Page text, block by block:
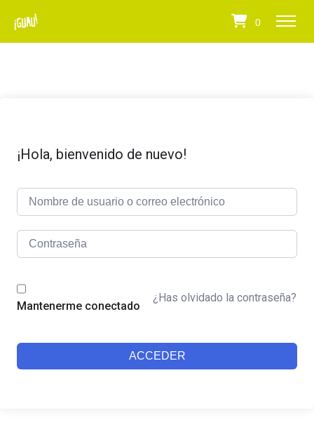
0
¡Hola, bienvenido de nuevo!
Mantenerme conectado
¿Has olvidado la contraseña?
ACCEDER